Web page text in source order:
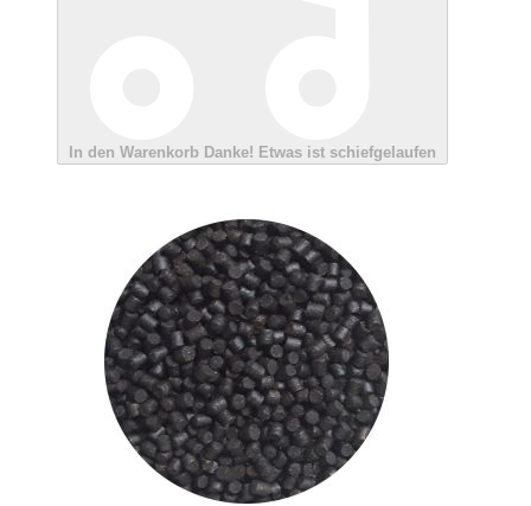
In den Warenkorb Danke! Etwas ist schiefgelaufen